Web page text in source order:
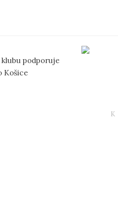
podporuje
Košice